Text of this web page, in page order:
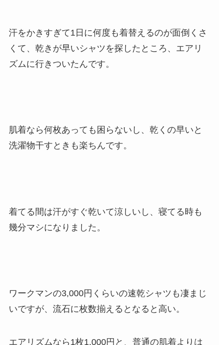
汗をかきすぎて1日に何度も着替えるのが面倒くさ
くて、乾きが早いシャツを探したところ、エアリ
ズムに行きついたんです。
肌着なら何枚あっても困らないし、乾くの早いと
洗濯物干すときも楽ちんです。
着てる間は汗がすぐ乾いて涼しいし、寝てる時も
幾分マシになりました。
ワークマンの3,000円くらいの速乾シャツも凄まじ
いですが、流石に枚数揃えるとなると高い。
エアリズムなら1枚1,000円と、普通の肌着よりは